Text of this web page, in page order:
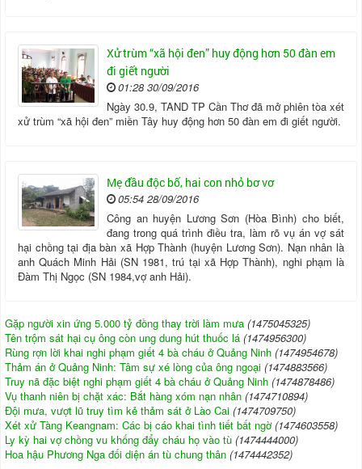
Xử trùm “xã hội đen” huy động hơn 50 đàn em
đi giết người
01:28 30/09/2016
Ngày 30.9, TAND TP Cần Thơ đã mở phiên tòa xét
xử trùm “xã hội đen” miền Tây huy động hơn 50 đàn em đi giết người.
Mẹ đầu độc bố, hai con nhỏ bơ vơ
05:54 28/09/2016
Công an huyện Lương Sơn (Hòa Bình) cho biết,
đang trong quá trình điều tra, làm rõ vụ án vợ sát
hại chồng tại địa bàn xã Hợp Thành (huyện Lương Sơn). Nạn nhân là
anh Quách Minh Hải (SN 1981, trú tại xã Hợp Thành), nghi phạm là
Đàm Thị Ngọc (SN 1984,vợ anh Hải).
Gặp người xin ứng 5.000 tỷ đồng thay trời làm mưa (1475045325)
Tên trộm sát hại cụ ông còn ung dung hút thuốc lá (1474956300)
Rùng rợn lời khai nghi phạm giết 4 bà cháu ở Quảng Ninh (1474954678)
Thảm án ở Quảng Ninh: Tâm sự xé lòng của ông ngoại (1474883566)
Truy nã đặc biệt nghi phạm giết 4 bà cháu ở Quảng Ninh (1474878486)
Vụ thanh niên bị chặt xác: Bắt hàng xóm nạn nhân (1474710894)
Đội mưa, vượt lũ truy tìm kẻ thảm sát ở Lào Cai (1474709750)
Xét xử Tàng Keangnam: Các bị cáo khai tình tiết bất ngờ (1474603558)
Ly kỳ hai vợ chồng vu khống đẩy cháu họ vào tù (1474444000)
Hoa hậu Phương Nga đối diện án tù chung thân (1474442352)